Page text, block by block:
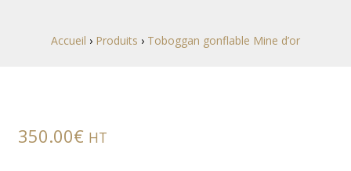
Accueil › Produits › Toboggan gonflable Mine d’or
350.00€ HT